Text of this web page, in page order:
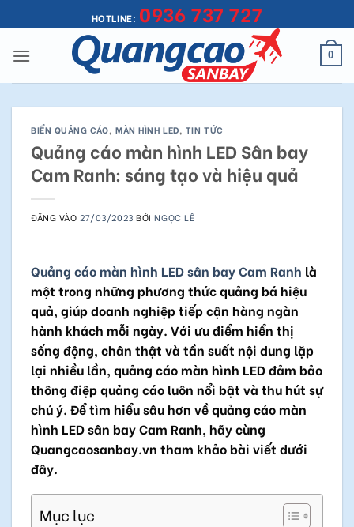
qua
nội
HOTLINE: 0936 737 727
0
BIỂN QUẢNG CÁO, MÀN HÌNH LED, TIN TỨC
Quảng cáo màn hình LED Sân bay
Cam Ranh: sáng tạo và hiệu quả
ĐĂNG VÀO 27/03/2023 BỞINGỌC LÊ
Quảng cáo màn hình LED sân bay Cam Ranh là
một trong những phương thức quảng bá hiệu
quả, giúp doanh nghiệp tiếp cận hàng ngàn
hành khách mỗi ngày. Với ưu điểm hiển thị
sống động, chân thật và tần suất nội dung lặp
lại nhiều lần, quảng cáo màn hình LED đảm bảo
thông điệp quảng cáo luôn nổi bật và thu hút sự
chú ý. Để tìm hiểu sâu hơn về quảng cáo màn
hình LED sân bay Cam Ranh, hãy cùng
Quangcaosanbay.vn tham khảo bài viết dưới
đây.
Mục lục